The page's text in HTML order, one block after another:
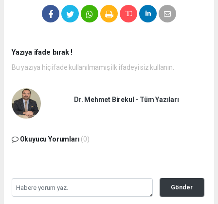
Yazıya ifade bırak !
Bu yazıya hiç ifade kullanılmamış ilk ifadeyi siz kullanın.
Dr. Mehmet Birekul - Tüm Yazıları
Okuyucu Yorumları (0)
Gönder